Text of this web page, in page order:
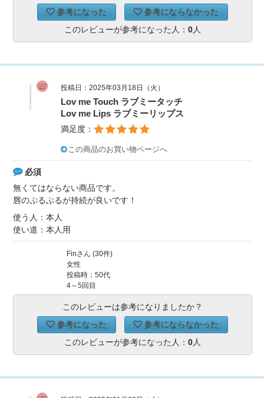
参考になった
参考にならなかった
このレビューが参考になった人： 0人
投稿日：2025年03月18日（火）
Lov me Touch ラブミータッチ
Lov me Lips ラブミーリップス
満足度：
この商品のお買い物ページへ
必須
無くてはならない商品です。
唇のぷるぷるが持続が良いです！
使う人：本人
使い道：本人用
Finさん (30件)
女性
投稿時：50代
4～5回目
このレビューは参考になりましたか？
参考になった
参考にならなかった
このレビューが参考になった人： 0人